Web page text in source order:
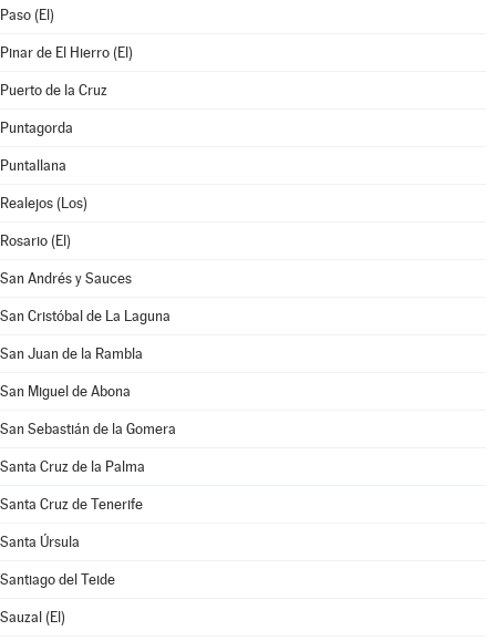
Paso (El)
Pinar de El Hierro (El)
Puerto de la Cruz
Puntagorda
Puntallana
Realejos (Los)
Rosario (El)
San Andrés y Sauces
San Cristóbal de La Laguna
San Juan de la Rambla
San Miguel de Abona
San Sebastián de la Gomera
Santa Cruz de la Palma
Santa Cruz de Tenerife
Santa Úrsula
Santiago del Teide
Sauzal (El)